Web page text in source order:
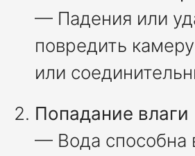
— Падения или
повредить
или
Попадание влаги
— Вода способна